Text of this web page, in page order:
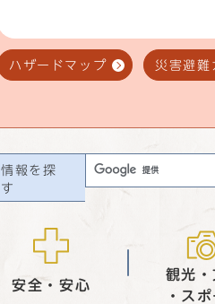
ハザードマップ 災害避難
情報を探
す
安全・安心
観光・
・ス